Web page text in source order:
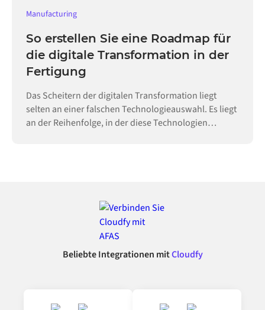
Manufacturing
So erstellen Sie eine Roadmap für
die digitale Transformation in der
Fertigung
Das Scheitern der digitalen Transformation liegt
selten an einer falschen Technologieauswahl. Es liegt
an der Reihenfolge, in der diese Technologien
Beliebte Integrationen mitCloudfy